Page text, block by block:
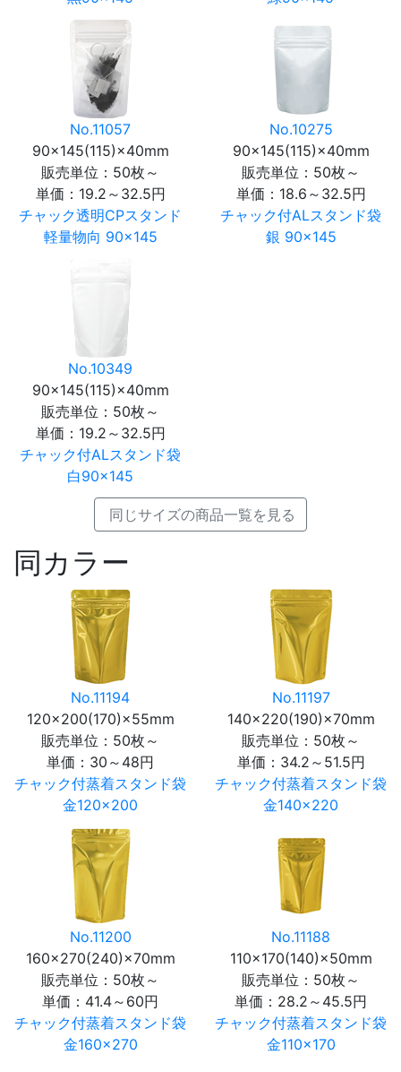
No.11057
90×145(115)×40mm
販売単位：50枚～
単価： 19.2～32.5円
チャック透明CPスタンド
軽量物向 90×145
No.10275
90×145(115)×40mm
販売単位：50枚～
単価： 18.6～32.5円
チャック付ALスタンド袋
銀 90×145
No.10349
90×145(115)×40mm
販売単位：50枚～
単価： 19.2～32.5円
チャック付ALスタンド袋
白90×145
同じサイズの商品一覧を見る
同カラー
No.11194
120×200(170)×55mm
販売単位：50枚～
単価： 30～48円
チャック付蒸着スタンド袋
金120×200
No.11197
140×220(190)×70mm
販売単位：50枚～
単価： 34.2～51.5円
チャック付蒸着スタンド袋
金140×220
No.11200
160×270(240)×70mm
販売単位：50枚～
単価： 41.4～60円
チャック付蒸着スタンド袋
金160×270
No.11188
110×170(140)×50mm
販売単位：50枚～
単価： 28.2～45.5円
チャック付蒸着スタンド袋
金110×170